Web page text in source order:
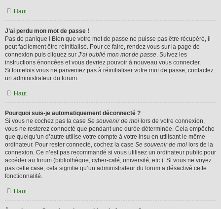
Haut
J’ai perdu mon mot de passe !
Pas de panique ! Bien que votre mot de passe ne puisse pas être récupéré, il
peut facilement être réinitialisé. Pour ce faire, rendez vous sur la page de
connexion puis cliquez sur J’ai oublié mon mot de passe. Suivez les
instructions énoncées et vous devriez pouvoir à nouveau vous connecter.
Si toutefois vous ne parveniez pas à réinitialiser votre mot de passe, contactez
un administrateur du forum.
Haut
Pourquoi suis-je automatiquement déconnecté ?
Si vous ne cochez pas la case Se souvenir de moi lors de votre connexion,
vous ne resterez connecté que pendant une durée déterminée. Cela empêche
que quelqu’un d’autre utilise votre compte à votre insu en utilisant le même
ordinateur. Pour rester connecté, cochez la case Se souvenir de moi lors de la
connexion. Ce n’est pas recommandé si vous utilisez un ordinateur public pour
accéder au forum (bibliothèque, cyber-café, université, etc.). Si vous ne voyez
pas cette case, cela signifie qu’un administrateur du forum a désactivé cette
fonctionnalité.
Haut